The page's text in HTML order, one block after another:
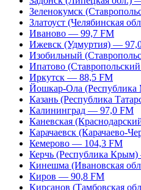
Зеленокумск
Златоуст (Челябинская
Иваново — 99,7 FM
Ижевск (Удмуртия) —
Изобильный
Ипатово
Иркутск — 88,5 FM
Йошкар-Ола
Казань (Республика
Калининград — 97,0 FM
Каневская
Карачаевск (Карачаево-
Кемерово — 104,3 FM
Керчь (Республика
Кинешма (Ивановская
Киров — 90,8 FM
Кирсанов (Тамбовская